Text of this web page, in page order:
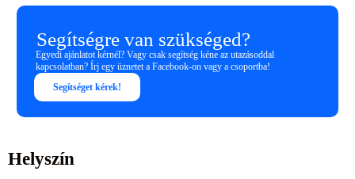
Segítségre van szükséged?
Egyedi ajánlatot kérnél? Vagy csak segítség kéne az utazásoddal
kapcsolatban? Írj egy üznetet a Facebook-on vagy a csoportba!
Segítséget kérek!
Helyszín